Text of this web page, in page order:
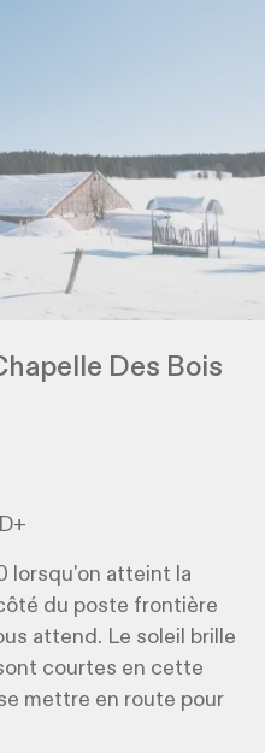
Des Bois
lorsqu'on atteint la
du poste frontière
attend. Le soleil brille
courtes en cette
mettre en route pour